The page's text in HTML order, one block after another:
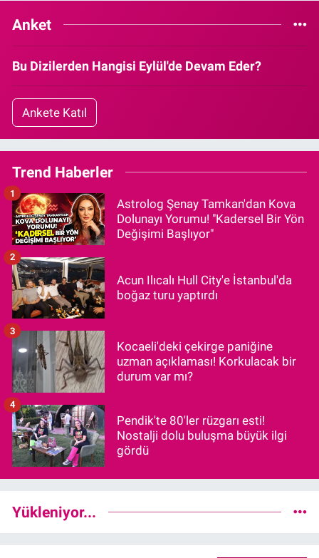
Anket
Bu Dizilerden Hangisi Eylül'de Devam Eder?
Ankete Katıl
Trend Haberler
Astrolog Şenay Tamkan'dan Kova
Dolunayı Yorumu! "Kadersel Bir Yön
Değişimi Başlıyor"
1
Acun Ilıcalı Hull City'e İstanbul'da
boğaz turu yaptırdı
2
Kocaeli'deki çekirge paniğine
uzman açıklaması! Korkulacak bir
durum var mı?
3
Pendik'te 80'ler rüzgarı esti!
Nostalji dolu buluşma büyük ilgi
gördü
4
Yükleniyor...